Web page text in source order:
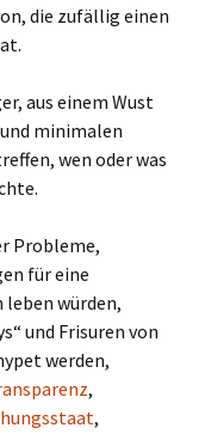
die zufällig einen
aus einem Wust
minimalen
wen oder was
Probleme,
für eine
leben würden,
und Frisuren von
werden,
,
,